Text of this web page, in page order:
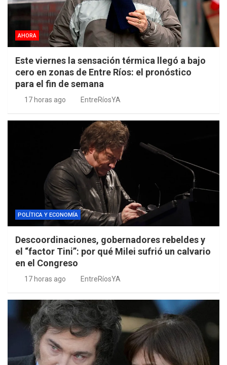
AHORA
Este viernes la sensación térmica llegó a bajo
cero en zonas de Entre Ríos: el pronóstico
para el fin de semana
17 horas ago EntreRíosYA
POLÍTICA Y ECONOMÍA
Descoordinaciones, gobernadores rebeldes y
el “factor Tini”: por qué Milei sufrió un calvario
en el Congreso
17 horas ago EntreRíosYA